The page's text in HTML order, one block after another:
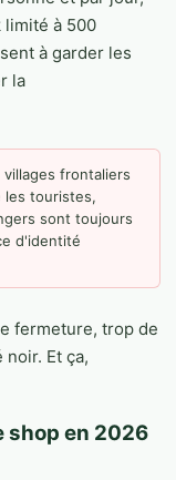
limité à 500
à garder les
la
frontaliers
les touristes,
sont toujours
d'identité
fermeture, trop de
Et ça,
shop en 2026